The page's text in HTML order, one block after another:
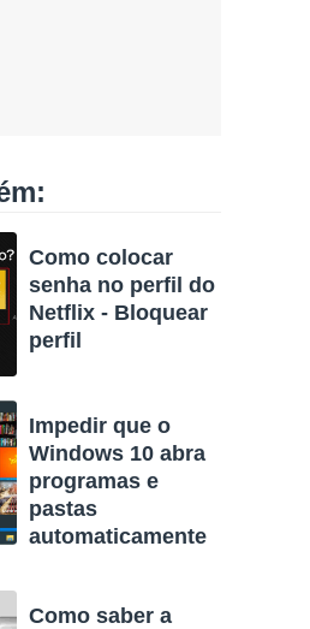
Como colocar
senha no perfil do
Netflix - Bloquear
perfil
Impedir que o
Windows 10 abra
programas e
pastas
automaticamente
Como saber a